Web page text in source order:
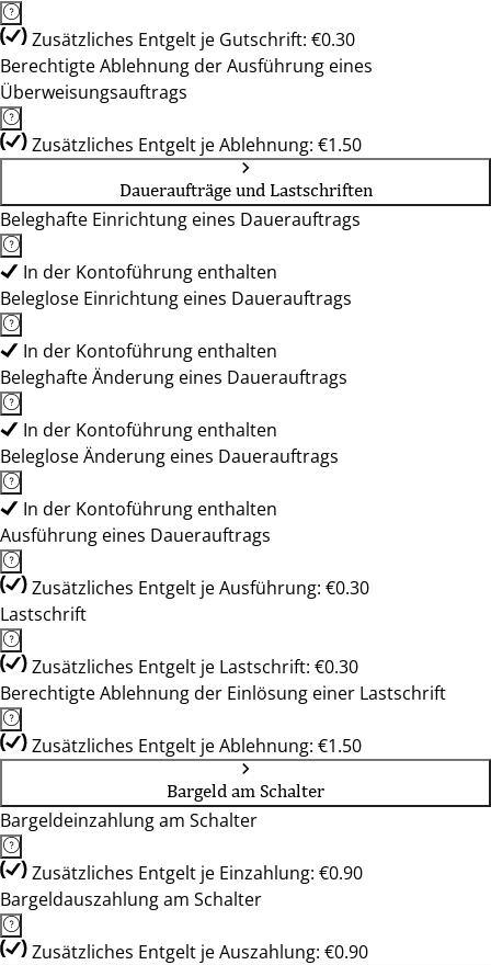
Zusätzliches Entgelt je Gutschrift: €0.30
Berechtigte Ablehnung der Ausführung eines
Überweisungsauftrags
Zusätzliches Entgelt je Ablehnung: €1.50
Daueraufträge und Lastschriften
Beleghafte Einrichtung eines Dauerauftrags
In der Kontoführung enthalten
Beleglose Einrichtung eines Dauerauftrags
In der Kontoführung enthalten
Beleghafte Änderung eines Dauerauftrags
In der Kontoführung enthalten
Beleglose Änderung eines Dauerauftrags
In der Kontoführung enthalten
Ausführung eines Dauerauftrags
Zusätzliches Entgelt je Ausführung: €0.30
Lastschrift
Zusätzliches Entgelt je Lastschrift: €0.30
Berechtigte Ablehnung der Einlösung einer Lastschrift
Zusätzliches Entgelt je Ablehnung: €1.50
Bargeld am Schalter
Bargeldeinzahlung am Schalter
Zusätzliches Entgelt je Einzahlung: €0.90
Bargeldauszahlung am Schalter
Zusätzliches Entgelt je Auszahlung: €0.90